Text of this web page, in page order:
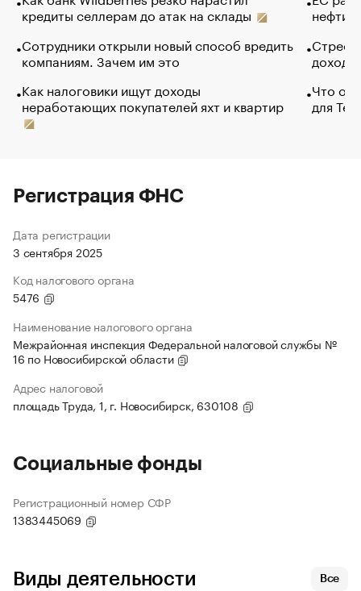
кредиты селлерам до атак на склады
Сотрудники открыли новый способ вредить
компаниям. Зачем им это
Как налоговики ищут доходы
неработающих покупателей яхт и квартир
нефти
Что
для
Регистрация ФНС
Дата регистрации
3 сентября 2025
Код налогового органа
5476
Наименование налогового органа
Межрайонная инспекция Федеральной налоговой службы №
16 по Новосибирской области
Адрес налоговой
площадь Труда, 1, г. Новосибирск, 630108
Социальные фонды
Регистрационный номер СФР
1383445069
Виды деятельности Все